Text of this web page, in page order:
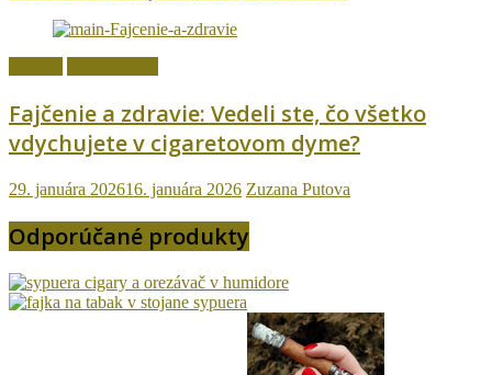
Fajčenie a zdravie: Vedeli ste, čo všetko
vdychujete v cigaretovom dyme?
29. januára 202616. januára 2026 Zuzana Putova
Odporúčané produkty